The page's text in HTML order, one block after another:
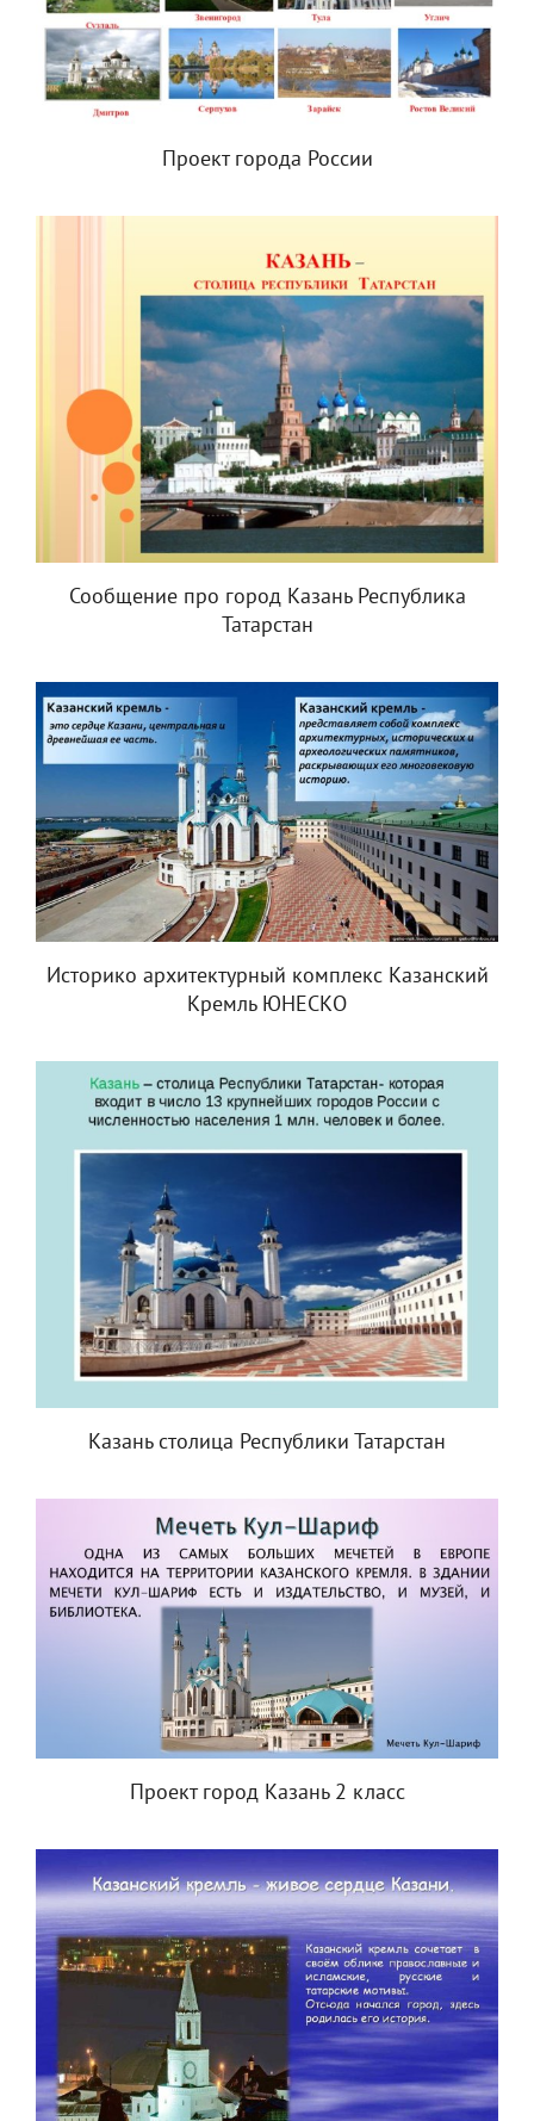
Проект города России
Сообщение про город Казань Республика
Татарстан
Историко архитектурный комплекс Казанский
Кремль ЮНЕСКО
Казань столица Республики Татарстан
Проект город Казань 2 класс